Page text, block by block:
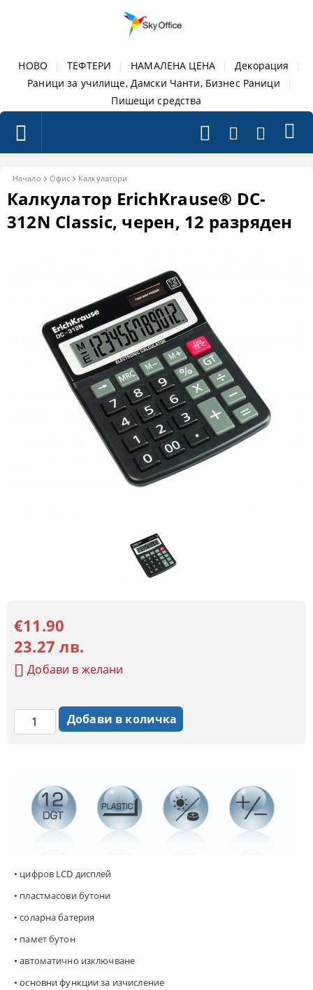
НОВО ТЕФТЕРИ НАМАЛЕНА ЦЕНА Декорация
Раници за училище, Дамски Чанти, Бизнес Раници
Пишещи средства
Начало Офис Калкулатори
Калкулатор ErichKrause® DC-
312N Classic, черен, 12 разряден
• цифров LCD дисплей
• пластмасови бутони
• соларна батерия
• памет бутон
• автоматично изключване
• основни функции за изчисление
€11.90
23.27 лв.
Добави в желани